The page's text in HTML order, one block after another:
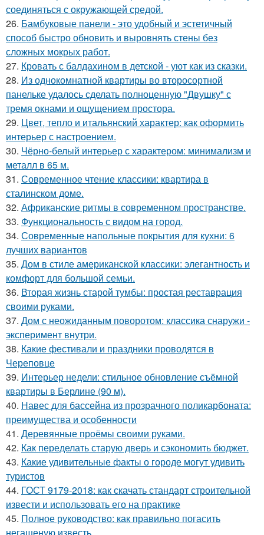
соединяться с окружающей средой.
26. Бамбуковые панели - это удобный и эстетичный
способ быстро обновить и выровнять стены без
сложных мокрых работ.
27. Кровать с балдахином в детской - уют как из сказки.
28. Из однокомнатной квартиры во второсортной
панельке удалось сделать полноценную "Двушку" с
тремя окнами и ощущением простора.
29. Цвет, тепло и итальянский характер: как оформить
интерьер с настроением.
30. Чёрно-белый интерьер с характером: минимализм и
металл в 65 м.
31. Современное чтение классики: квартира в
сталинском доме.
32. Африканские ритмы в современном пространстве.
33. Функциональность с видом на город.
34. Современные напольные покрытия для кухни: 6
лучших вариантов
35. Дом в стиле американской классики: элегантность и
комфорт для большой семьи.
36. Вторая жизнь старой тумбы: простая реставрация
своими руками.
37. Дом с неожиданным поворотом: классика снаружи -
эксперимент внутри.
38. Какие фестивали и праздники проводятся в
Череповце
39. Интерьер недели: стильное обновление съёмной
квартиры в Берлине (90 м).
40. Навес для бассейна из прозрачного поликарбоната:
преимущества и особенности
41. Деревянные проёмы своими руками.
42. Как переделать старую дверь и сэкономить бюджет.
43. Какие удивительные факты о городе могут удивить
туристов
44. ГОСТ 9179-2018: как скачать стандарт строительной
извести и использовать его на практике
45. Полное руководство: как правильно погасить
негашеную известь